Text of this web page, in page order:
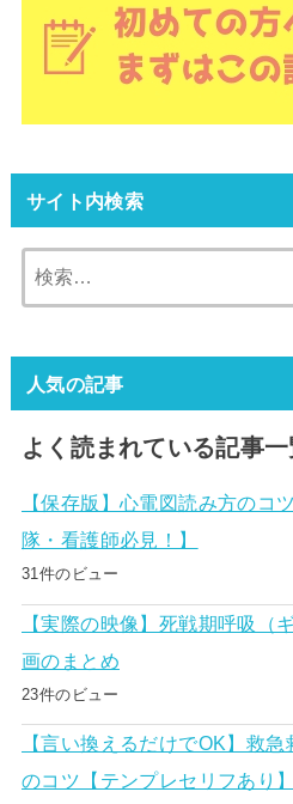
サイト内検索
索:
人気の記事
よく読まれている記事一
【保存版】心電図読み方のコ
隊・看護師必見！】
31件のビュー
【実際の映像】死戦期呼吸
画のまとめ
23件のビュー
【言い換えるだけでOK】救
のコツ【テンプレセリフあり】